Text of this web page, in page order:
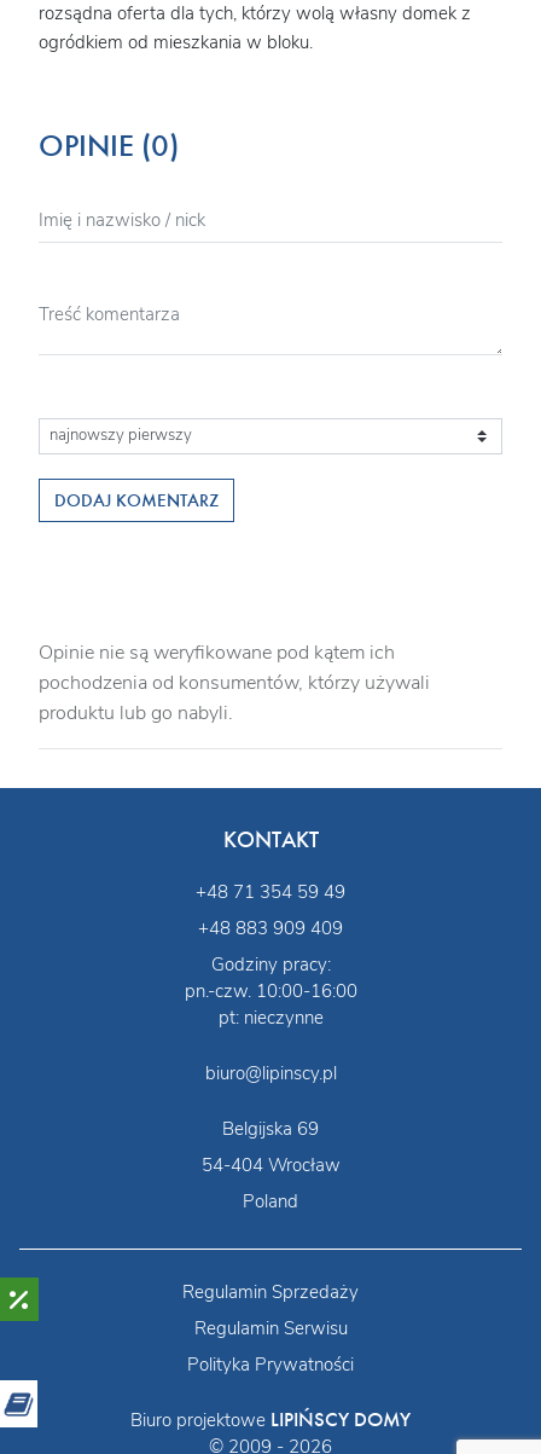
rozsądna oferta dla tych, którzy wolą własny domek z
ogródkiem od mieszkania w bloku.
OPINIE (0)
DODAJ KOMENTARZ
Opinie nie są weryfikowane pod kątem ich
pochodzenia od konsumentów, którzy używali
produktu lub go nabyli.
KONTAKT
+48 71 354 59 49
+48 883 909 409
Godziny pracy:
pn.-czw. 10:00-16:00
pt: nieczynne
biuro@lipinscy.pl
Belgijska 69
54-404 Wrocław
Poland
Regulamin Sprzedaży
Regulamin Serwisu
Polityka Prywatności
Biuro projektowe LIPIŃSCY DOMY
© 2009 - 2026